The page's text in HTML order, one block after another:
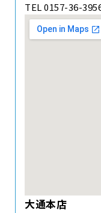
TEL 0157-36-
大通本店